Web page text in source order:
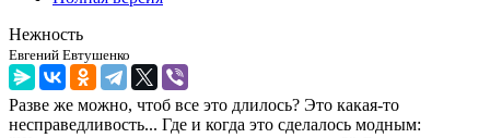
Нежность
Евгений Евтушенко
Разве же можно, чтоб все это длилось? Это какая-то
несправедливость... Где и когда это сделалось модным: